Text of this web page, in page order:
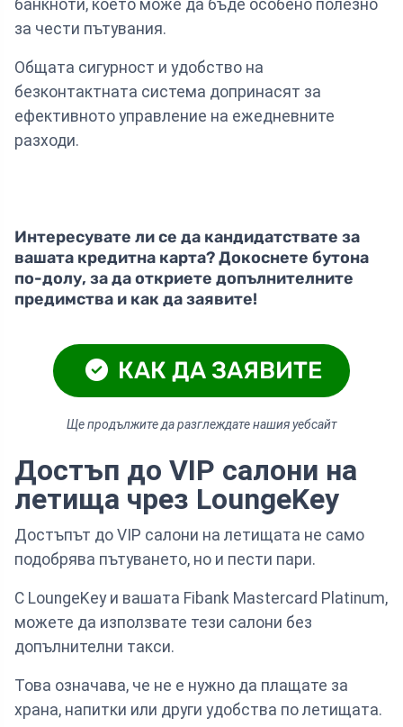
банкноти, което може да бъде особено полезно
за чести пътувания.
Общата сигурност и удобство на
безконтактната система допринасят за
ефективното управление на ежедневните
разходи.
Интересувате ли се да кандидатствате за
вашата кредитна карта? Докоснете бутона
по-долу, за да откриете допълнителните
предимства и как да заявите!
КАК ДА ЗАЯВИТЕ
Ще продължите да разглеждате нашия уебсайт
Достъп до VIP салони на
летища чрез LoungeKey
Достъпът до VIP салони на летищата не само
подобрява пътуването, но и пести пари.
С LoungeKey и вашата Fibank Mastercard Platinum,
можете да използвате тези салони без
допълнителни такси.
Това означава, че не е нужно да плащате за
храна, напитки или други удобства по летищата.